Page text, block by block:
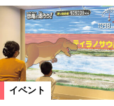
キッズイベン
スポーツ
イベント